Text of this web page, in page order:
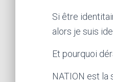
Si être
alors je suis
Et pourquoi
NATION est la